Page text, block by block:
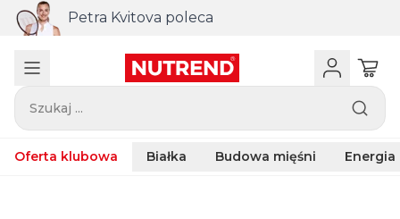
Petra Kvitova poleca
Szukaj ...
Oferta klubowa Białka Budowa mięśni Energia